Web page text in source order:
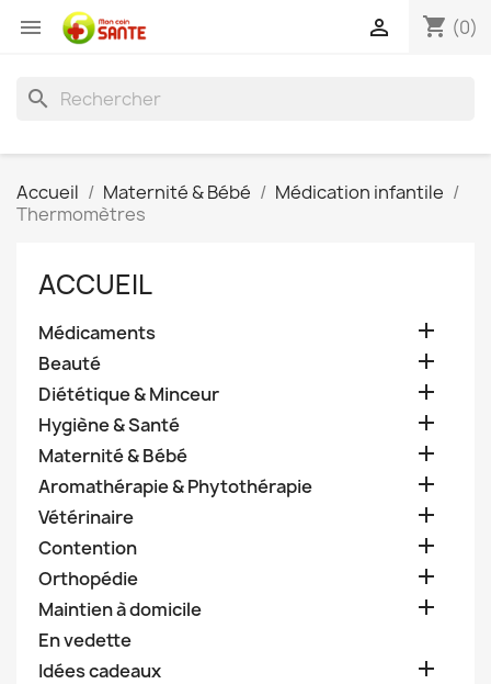
 shopping_cart (0)

search
Accueil Maternité & Bébé
Médication infantile
Thermomètres
ACCUEIL
Médicaments 
Beauté 
Diététique & Minceur 
Hygiène & Santé 
Maternité & Bébé 
Aromathérapie & Phytothérapie 
Vétérinaire 
Contention 
Orthopédie 
Maintien à domicile 
En vedette
Idées cadeaux
